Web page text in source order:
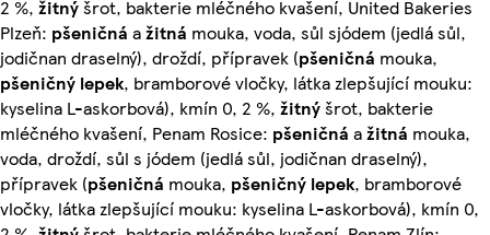
2 %, žitnýšrot, bakterie mléčného kvašení, United Bakeries
Plzeň: pšeničná ažitná mouka, voda, sůl sjódem (jedlá sůl,
jodičnan draselný), droždí, přípravek (pšeničná mouka,
pšeničný lepek, bramborové vločky, látka zlepšující mouku:
kyselina L-askorbová), kmín 0, 2 %, žitnýšrot, bakterie
mléčného kvašení, Penam Rosice: pšeničná ažitná mouka,
voda, droždí, sůl s jódem (jedlá sůl, jodičnan draselný),
přípravek (pšeničná mouka, pšeničný lepek, bramborové
vločky, látka zlepšující mouku: kyselina L-askorbová), kmín 0,